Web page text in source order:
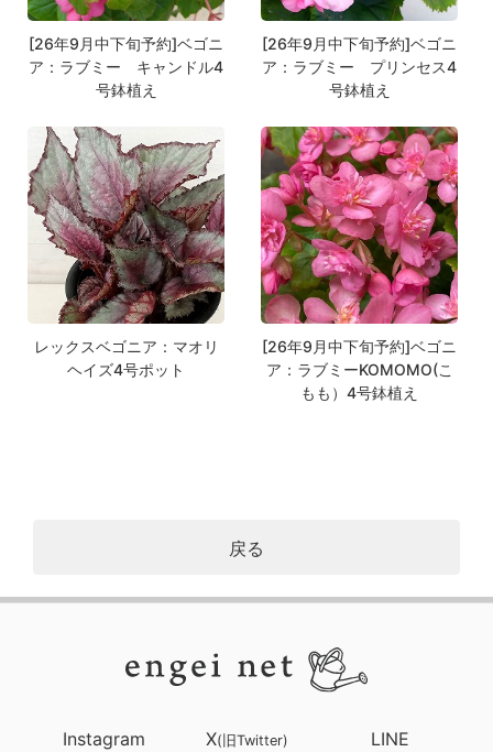
[26年9月中下旬予約]ベゴニ
ア：ラブミー キャンドル4
号鉢植え
[26年9月中下旬予約]ベゴニ
ア：ラブミー プリンセス4
号鉢植え
レックスベゴニア：マオリ
ヘイズ4号ポット
[26年9月中下旬予約]ベゴニ
ア：ラブミーKOMOMO(こ
もも）4号鉢植え
戻る
Instagram X(旧Twitter) LINE